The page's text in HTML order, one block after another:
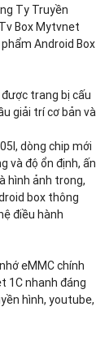
Ty Truyền
Box Mytvnet
Android Box
trang bị cấu
giải trí cơ bản và
dòng chip mới
và độ ổn định, ấn
hình ảnh trong,
box thông
điều hành
eMMC chính
1C nhanh đáng
hình, youtube,